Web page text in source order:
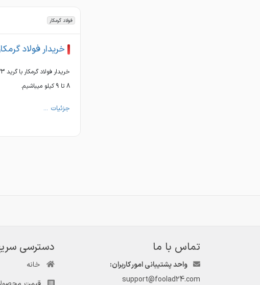
فولاد گرمکار
خریدار فولاد
8 تا 9 کیلو میباشیم.
جزئیات ...
تماس با ما
واحد پشتیبانی امور کاربران:
support@foolad24.com
دسترسی
خانه